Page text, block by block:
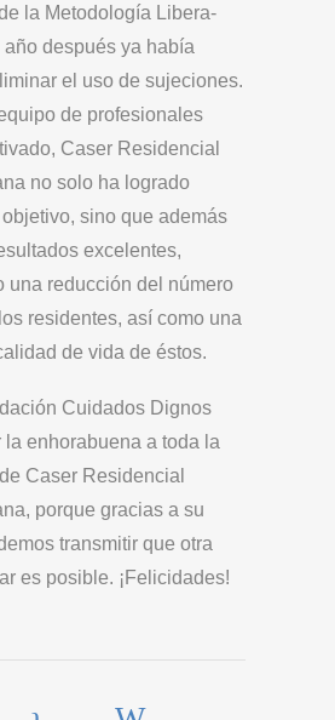
la Metodología Libera-
año después ya había
el uso de sujeciones.
de profesionales
Caser Residencial
no solo ha logrado
sino que además
excelentes,
una reducción del número
residentes, así como una
de vida de éstos.
Cuidados Dignos
la enhorabuena a toda la
Caser Residencial
porque gracias a su
transmitir que otra
es posible. ¡Felicidades!